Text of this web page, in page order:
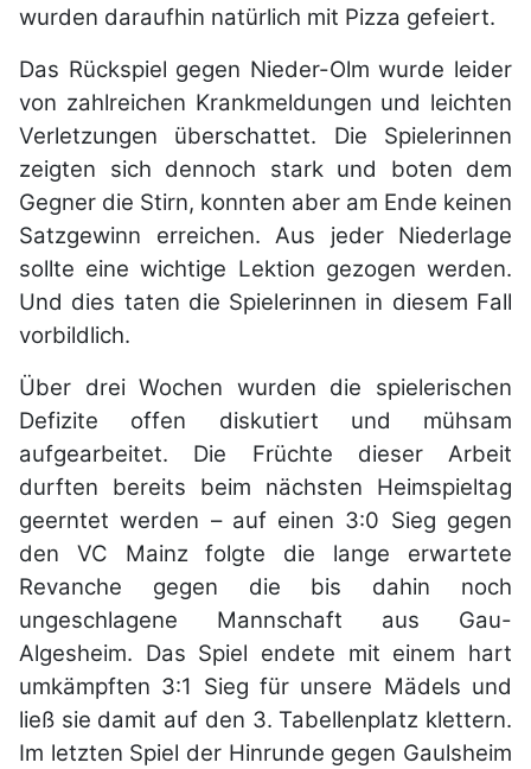
wurden daraufhin natürlich mit Pizza gefeiert.
Das Rückspiel gegen Nieder-Olm wurde leider
von zahlreichen Krankmeldungen und leichten
Verletzungen überschattet. Die Spielerinnen
zeigten sich dennoch stark und boten dem
Gegner die Stirn, konnten aber am Ende keinen
Satzgewinn erreichen. Aus jeder Niederlage
sollte eine wichtige Lektion gezogen werden.
Und dies taten die Spielerinnen in diesem Fall
vorbildlich.
Über drei Wochen wurden die spielerischen
Defizite offen diskutiert und mühsam
aufgearbeitet. Die Früchte dieser Arbeit
durften bereits beim nächsten Heimspieltag
geerntet werden – auf einen 3:0 Sieg gegen
den VC Mainz folgte die lange erwartete
Revanche gegen die bis dahin noch
ungeschlagene Mannschaft aus Gau-
Algesheim. Das Spiel endete mit einem hart
umkämpften 3:1 Sieg für unsere Mädels und
ließ sie damit auf den 3. Tabellenplatz klettern.
Im letzten Spiel der Hinrunde gegen Gaulsheim